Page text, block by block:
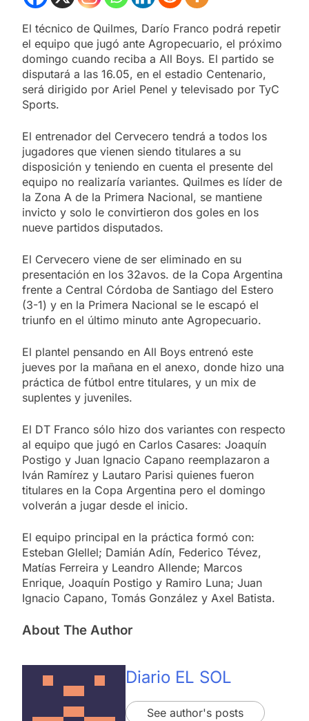
El técnico de Quilmes, Darío Franco podrá repetir
el equipo que jugó ante Agropecuario, el próximo
domingo cuando reciba a All Boys. El partido se
disputará a las 16.05, en el estadio Centenario,
será dirigido por Ariel Penel y televisado por TyC
Sports.
El entrenador del Cervecero tendrá a todos los
jugadores que vienen siendo titulares a su
disposición y teniendo en cuenta el presente del
equipo no realizaría variantes. Quilmes es líder de
la Zona A de la Primera Nacional, se mantiene
invicto y solo le convirtieron dos goles en los
nueve partidos disputados.
El Cervecero viene de ser eliminado en su
presentación en los 32avos. de la Copa Argentina
frente a Central Córdoba de Santiago del Estero
(3-1) y en la Primera Nacional se le escapó el
triunfo en el último minuto ante Agropecuario.
El plantel pensando en All Boys entrenó este
jueves por la mañana en el anexo, donde hizo una
práctica de fútbol entre titulares, y un mix de
suplentes y juveniles.
El DT Franco sólo hizo dos variantes con respecto
al equipo que jugó en Carlos Casares: Joaquín
Postigo y Juan Ignacio Capano reemplazaron a
Iván Ramírez y Lautaro Parisi quienes fueron
titulares en la Copa Argentina pero el domingo
volverán a jugar desde el inicio.
El equipo principal en la práctica formó con:
Esteban Glellel; Damián Adín, Federico Tévez,
Matías Ferreira y Leandro Allende; Marcos
Enrique, Joaquín Postigo y Ramiro Luna; Juan
Ignacio Capano, Tomás González y Axel Batista.
About The Author
Diario EL SOL
See author's posts